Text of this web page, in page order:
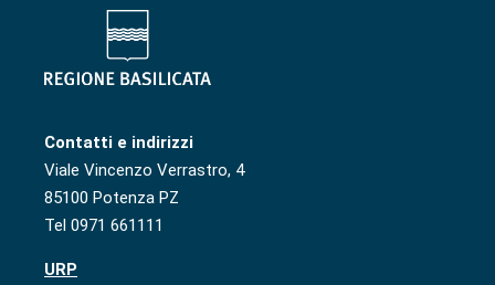
Contatti e indirizzi
Viale Vincenzo Verrastro, 4
85100 Potenza PZ
Tel 0971 661111
URP